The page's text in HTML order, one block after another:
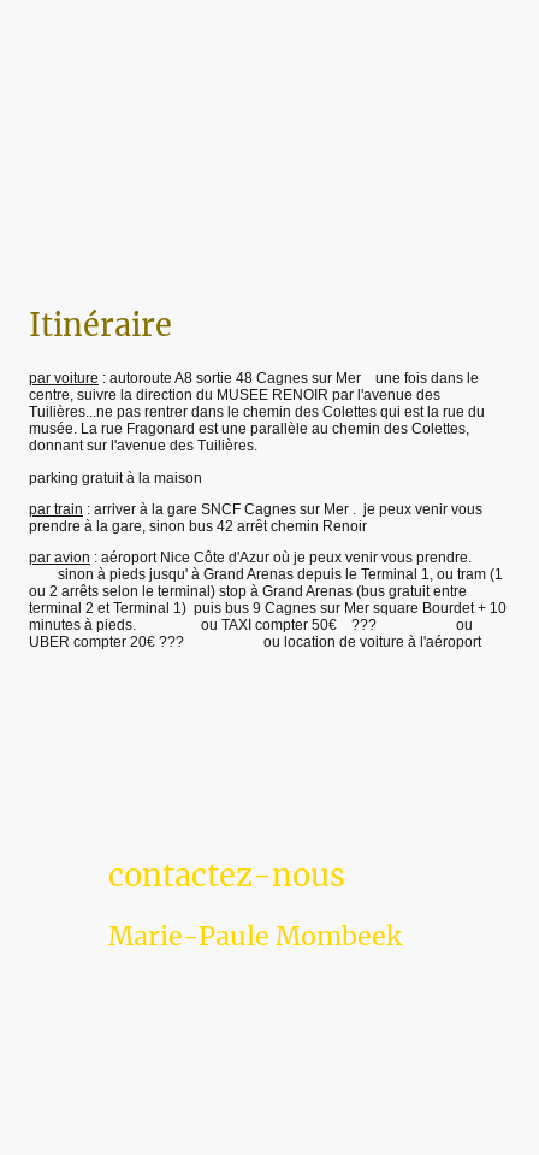
Itinéraire
par voiture : autoroute A8 sortie 48 Cagnes sur Mer une fois dans le
centre, suivre la direction du MUSEE RENOIR par l'avenue des
Tuilières...ne pas rentrer dans le chemin des Colettes qui est la rue du
musée. La rue Fragonard est une parallèle au chemin des Colettes,
donnant sur l'avenue des Tuilières.
parking gratuit à la maison
par train : arriver à la gare SNCF Cagnes sur Mer . je peux venir vous
prendre à la gare, sinon bus 42 arrêt chemin Renoir
par avion : aéroport Nice Côte d'Azur où je peux venir vous prendre.
sinon à pieds jusqu' à Grand Arenas depuis le Terminal 1, ou tram (1
ou 2 arrêts selon le terminal) stop à Grand Arenas (bus gratuit entre
terminal 2 et Terminal 1) puis bus 9 Cagnes sur Mer square Bourdet + 10
minutes à pieds. ou TAXI compter 50€ ??? ou
UBER compter 20€ ??? ou location de voiture à l'aéroport
contactez-nous
Marie-Paule Mombeek